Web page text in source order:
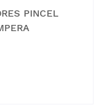
PINCEL